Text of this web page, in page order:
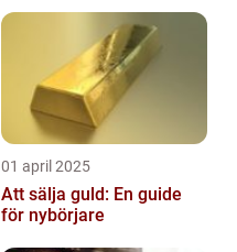
01 april 2025
Att sälja guld: En guide
för nybörjare